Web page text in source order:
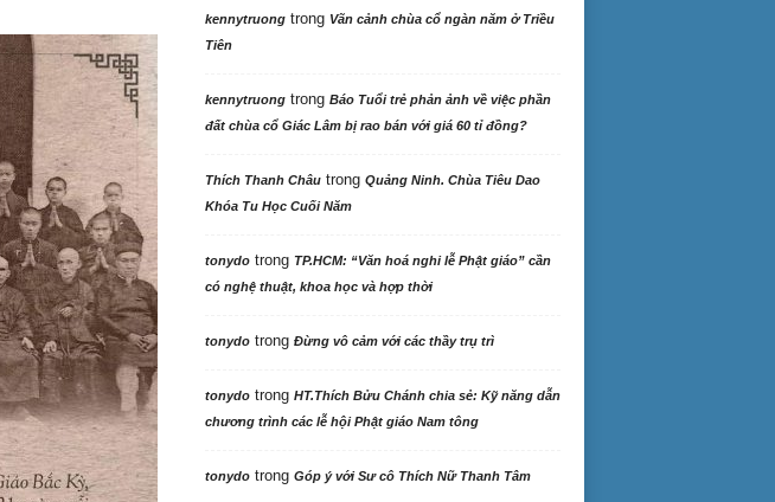
kennytruongtrong Vãn cảnh chùa cổ ngàn năm ở Triều
Tiên
kennytruongtrong Báo Tuổi trẻ phản ảnh về việc phần
đất chùa cổ Giác Lâm bị rao bán với giá 60 tỉ đồng?
Thích Thanh Châutrong Quảng Ninh. Chùa Tiêu Dao
Khóa Tu Học Cuối Năm
tonydotrong TP.HCM: “Văn hoá nghi lễ Phật giáo” cần
có nghệ thuật, khoa học và hợp thời
tonydotrong Đừng vô cảm với các thầy trụ trì
tonydotrong HT.Thích Bửu Chánh chia sẻ: Kỹ năng dẫn
chương trình các lễ hội Phật giáo Nam tông
tonydotrong Góp ý với Sư cô Thích Nữ Thanh Tâm